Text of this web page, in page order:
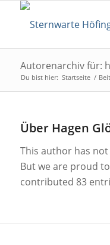
Autorenarchiv für:
Du bist hier: Startseite /
Über Hagen
This author has
But we are proud
contributed 83